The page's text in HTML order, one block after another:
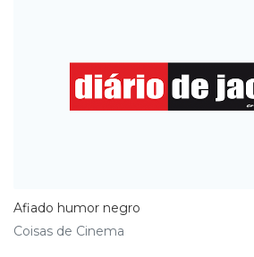
Afiado humor negro
Coisas de Cinema